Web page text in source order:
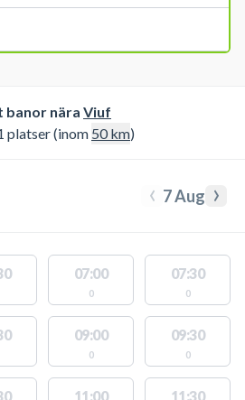
banor nära Viuf
platser (inom 50km)
‹ 7 Aug ›
07:00
0
07:30
0
09:00
0
09:30
0
11:00 11:30